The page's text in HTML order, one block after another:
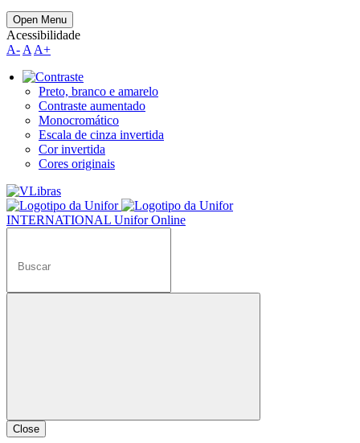
Open Menu
Acessibilidade
A- A A+
Preto, branco e amarelo
Contraste aumentado
Monocromático
Escala de cinza invertida
Cor invertida
Cores originais
INTERNATIONAL Unifor Online
Close